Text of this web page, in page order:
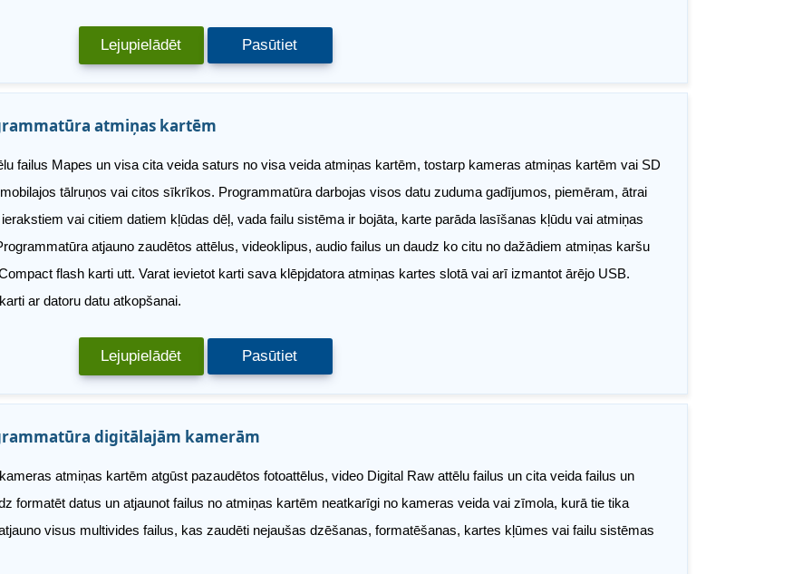
Lejupielādēt Pasūtiet
atmiņas kartēm
failus Mapes un visa cita veida saturs no visa veida atmiņas kartēm, tostarp kameras atmiņas kartēm vai SD
tālruņos vai citos sīkrīkos. Programmatūra darbojas visos datu zuduma gadījumos, piemēram, ātrai
vai citiem datiem kļūdas dēļ, vada failu sistēma ir bojāta, karte parāda lasīšanas kļūdu vai atmiņas
atjauno zaudētos attēlus, videoklipus, audio failus un daudz ko citu no dažādiem atmiņas karšu
flash karti utt. Varat ievietot karti sava klēpjdatora atmiņas kartes slotā vai arī izmantot ārējo USB.
ar datoru datu atkopšanai.
Lejupielādēt Pasūtiet
digitālajām kamerām
atmiņas kartēm atgūst pazaudētos fotoattēlus, video Digital Raw attēlu failus un cita veida failus un
formatēt datus un atjaunot failus no atmiņas kartēm neatkarīgi no kameras veida vai zīmola, kurā tie tika
visus multivides failus, kas zaudēti nejaušas dzēšanas, formatēšanas, kartes kļūmes vai failu sistēmas